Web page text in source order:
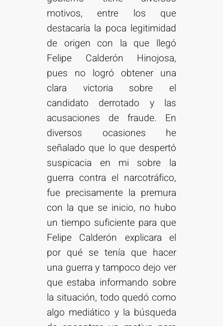
motivos, entre los que
destacaría la poca legitimidad
de origen con la que llegó
Felipe Calderón Hinojosa,
pues no logró obtener una
clara victoria sobre el
candidato derrotado y las
acusaciones de fraude. En
diversos ocasiones he
señalado que lo que despertó
suspicacia en mi sobre la
guerra contra el narcotráfico,
fue precisamente la premura
con la que se inicio, no hubo
un tiempo suficiente para que
Felipe Calderón explicara el
por qué se tenía que hacer
una guerra y tampoco dejo ver
que estaba informando sobre
la situación, todo quedó como
algo mediático y la búsqueda